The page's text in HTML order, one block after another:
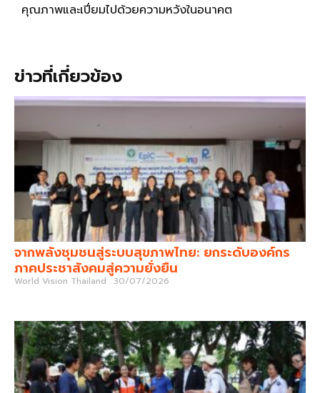
คุณภาพและเปี่ยมไปด้วยความหวังในอนาคต
ข่าวที่เกี่ยวข้อง
จากพลังชุมชนสู่ระบบสุขภาพไทย: ยกระดับองค์กร
ภาคประชาสังคมสู่ความยั่งยืน
World Vision Thailand 30/07/2026